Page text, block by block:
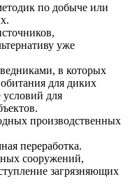
по добыче или
уже
в которых
обитания для диких
для
производственных
переработка.
сооружений,
загрязняющих